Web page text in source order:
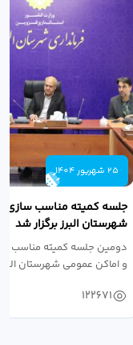
25 شهریور 1404
جلسه کمیته مناسب سازی
شهرستان البرز برگزار شد
دومین جلسه کمیته مناسب
و اماکن عمومی شهرستان
122671